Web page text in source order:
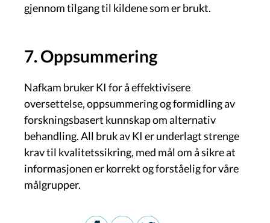
gjennom tilgang til kildene som er brukt.
7. Oppsummering
Nafkam bruker KI for å effektivisere
oversettelse, oppsummering og formidling av
forskningsbasert kunnskap om alternativ
behandling. All bruk av KI er underlagt strenge
krav til kvalitetssikring, med mål om å sikre at
informasjonen er korrekt og forståelig for våre
målgrupper.